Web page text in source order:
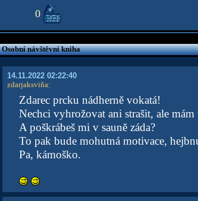
0
Osobní návštěvní kniha
14.11.2022 02:22:40
zdarjaksviňa:
Zdarec prcku nádherně vokatá!
Nechci vyhrožovat ani strašit, ale
A poškrábeš mi v sauně záda?
To pak bude mohutná motivace,
Pa, kámoško.